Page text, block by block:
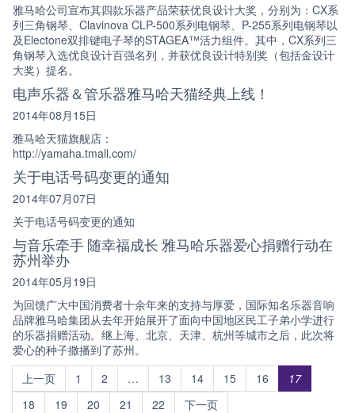
雅马哈公司宣布其四款乐器产品荣获优良设计大奖，分别为：CX系
列三角钢琴、Clavinova CLP-500系列电钢琴、P-255系列电钢琴以
及Electone双排键电子琴的STAGEA™活力组件。其中，CX系列三
角钢琴入选优良设计百强名列，并获优良设计特别奖（包括金设计
大奖）提名。
电声乐器＆管乐器雅马哈天猫经典上线！
2014年08月15日
雅马哈天猫旗舰店：
http://yamaha.tmall.com/
关于电话号码变更的通知
2014年07月07日
关于电话号码变更的通知
与音乐牵手 随幸福成长 雅马哈乐器爱心捐赠行动在
苏州举办
2014年05月19日
为回馈广大中国消费者十余年来的支持与厚爱，国际知名乐器音响
品牌雅马哈集团从去年开始展开了面向中国地区民工子弟小学进行
的乐器捐赠活动。继上海、北京、天津、杭州等城市之后，此次将
爱心的种子撒播到了苏州。
上一页
1 2 … 13 14 15 16
17
18
19 20 21 22 下一页